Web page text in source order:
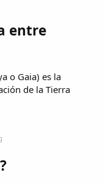
entre
o Gaia) es la
de la Tierra